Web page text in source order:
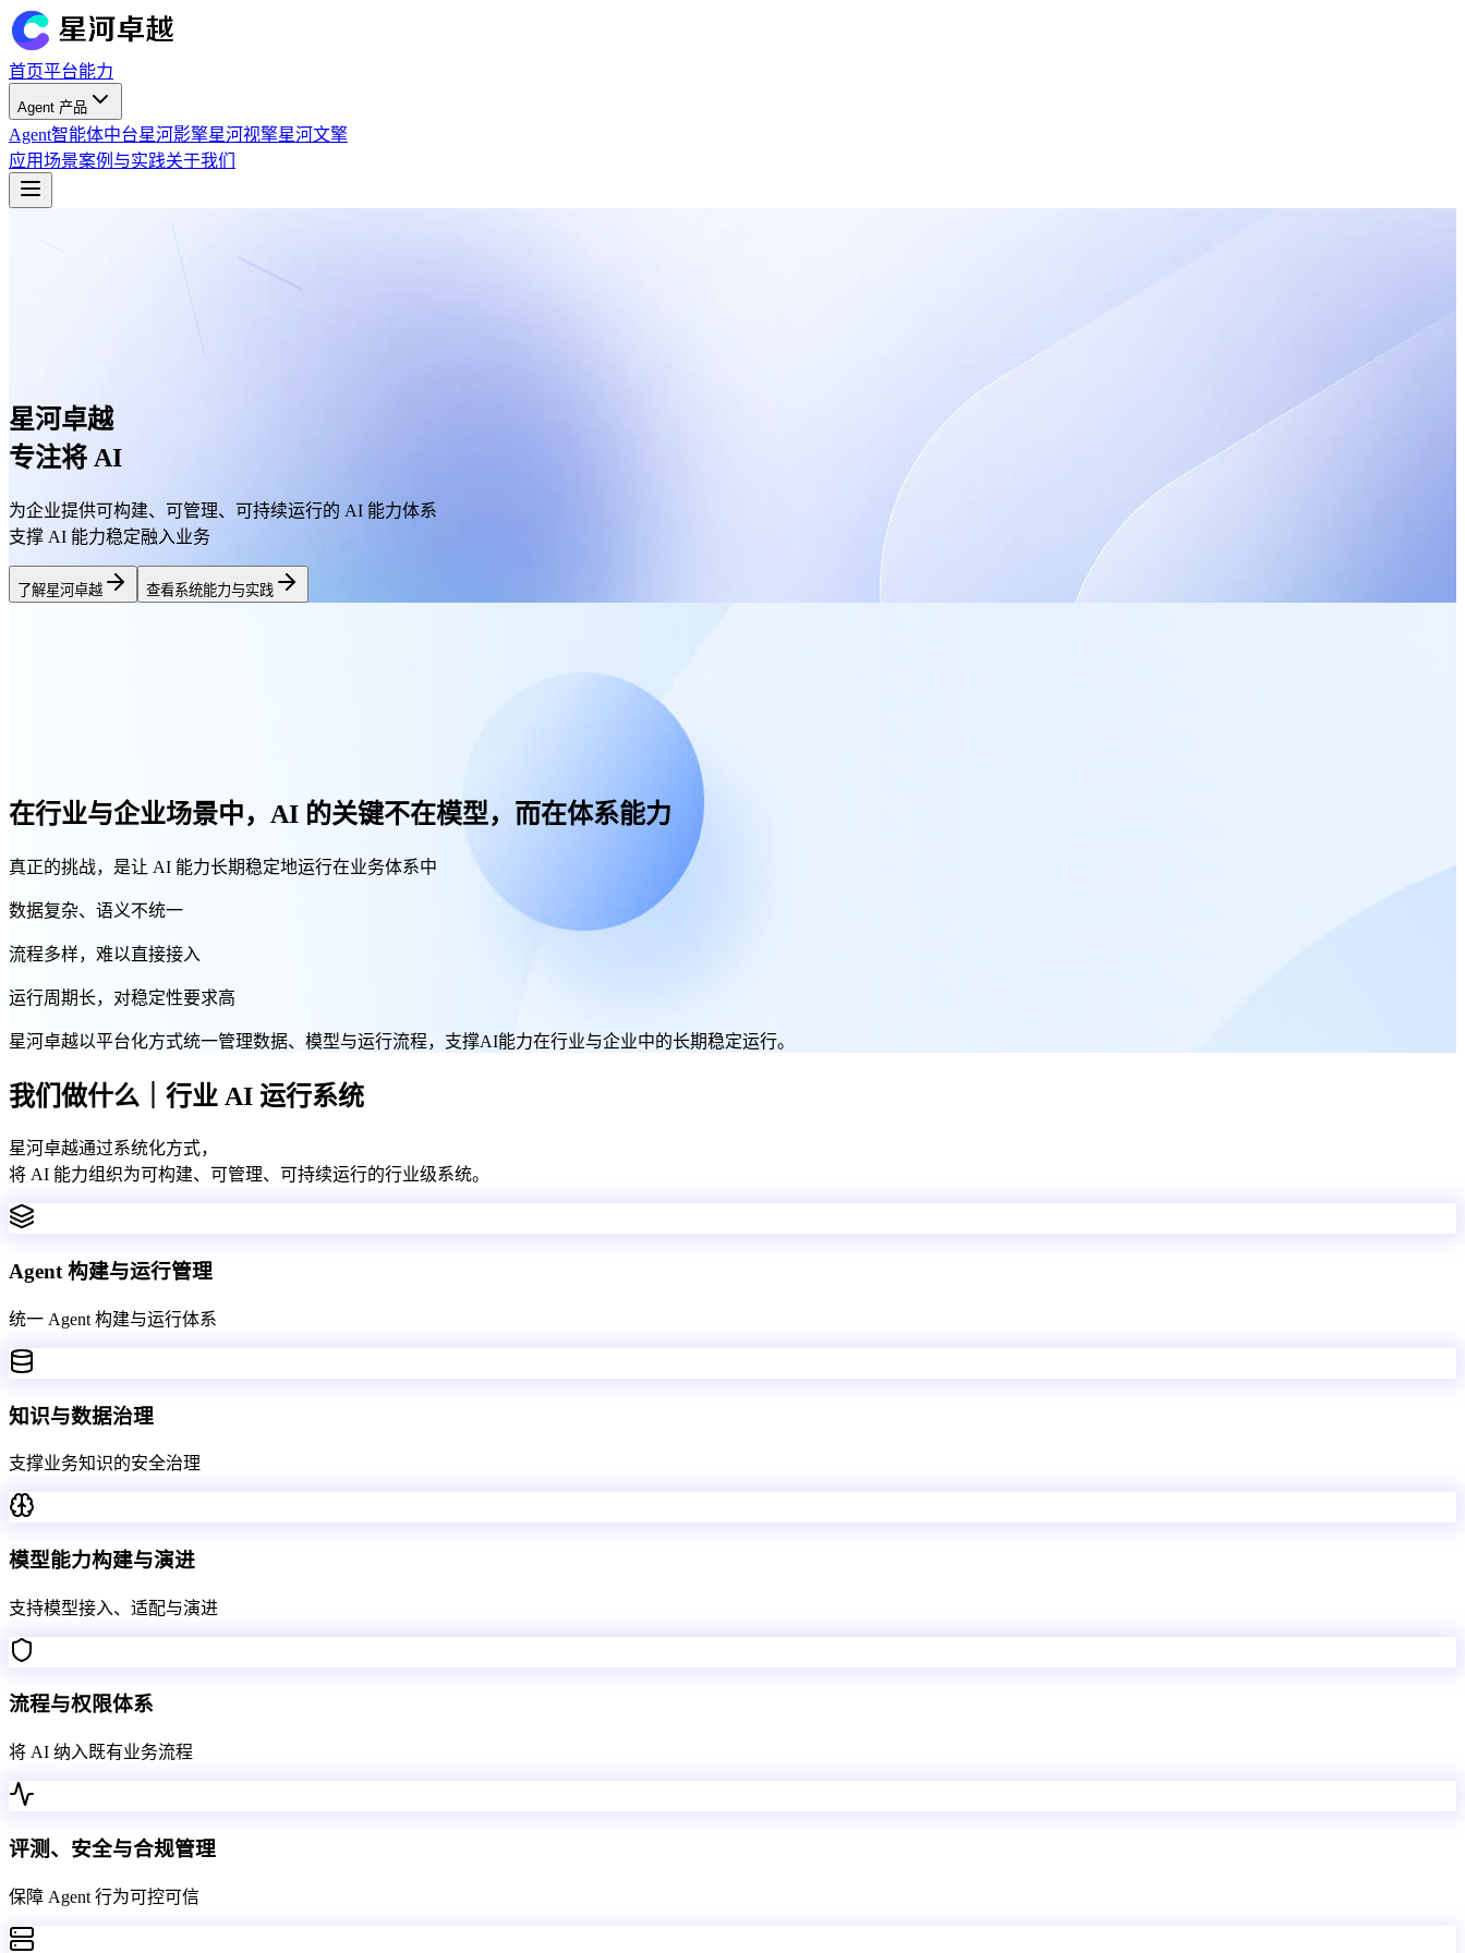
首页平台能力
Agent 产品
Agent智能体中台星河影擎星河视擎星河文擎
应用场景案例与实践关于我们
星河卓越
专注将 AI 能力稳定融入业务体系
为企业提供可构建、可管理、可持续运行的 AI 能力体系
支撑 AI 能力稳定融入业务
了解星河卓越 查看系统能力与实践
在行业与企业场景中， AI 的关键不在模型，而在体系能力
真正的挑战，是让 AI 能力长期稳定地运行在业务体系中
数据复杂、语义不统一
流程多样，难以直接接入
运行周期长，对稳定性要求高
星河卓越以平台化方式统一管理数据、模型与运行流程， 支撑AI能力在行业与企业中的长期稳定运行。
我们做什么｜行业 AI 运行系统
星河卓越通过系统化方式，
将 AI 能力组织为可构建、可管理、可持续运行的行业级系统。
Agent 构建与运行管理
统一 Agent 构建与运行体系
知识与数据治理
支撑业务知识的安全治理
模型能力构建与演进
支持模型接入、适配与演进
流程与权限体系
将 AI 纳入既有业务流程
评测、安全与合规管理
保障 Agent 行为可控可信